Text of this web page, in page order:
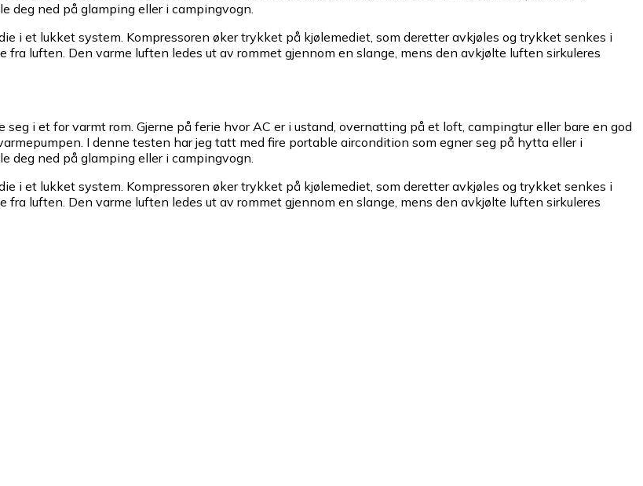
deg ned på glamping eller i campingvogn.
i et lukket system. Kompressoren øker trykket på kjølemediet, som deretter avkjøles og trykket senkes i
luften. Den varme luften ledes ut av rommet gjennom en slange, mens den avkjølte luften sirkuleres
i et for varmt rom. Gjerne på ferie hvor AC er i ustand, overnatting på et loft, campingtur eller bare en god
I denne testen har jeg tatt med fire portable aircondition som egner seg på hytta eller i
deg ned på glamping eller i campingvogn.
i et lukket system. Kompressoren øker trykket på kjølemediet, som deretter avkjøles og trykket senkes i
luften. Den varme luften ledes ut av rommet gjennom en slange, mens den avkjølte luften sirkuleres